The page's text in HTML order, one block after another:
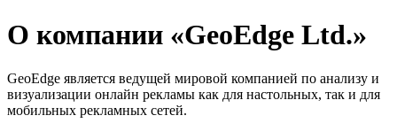
О компании «GeoEdge Ltd.»
GeoEdge является ведущей мировой компанией по анализу и
визуализации онлайн рекламы как для настольных, так и для
мобильных рекламных сетей.